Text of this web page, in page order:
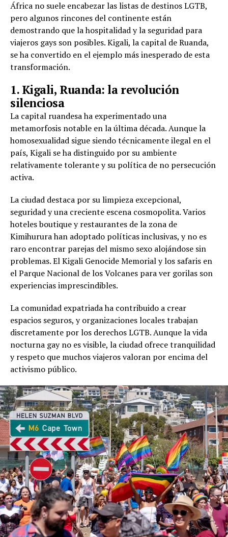
África no suele encabezar las listas de destinos LGTB,
pero algunos rincones del continente están
demostrando que la hospitalidad y la seguridad para
viajeros gays son posibles. Kigali, la capital de Ruanda,
se ha convertido en el ejemplo más inesperado de esta
transformación.
1. Kigali, Ruanda: la revolución
silenciosa
La capital ruandesa ha experimentado una
metamorfosis notable en la última década. Aunque la
homosexualidad sigue siendo técnicamente ilegal en el
país, Kigali se ha distinguido por su ambiente
relativamente tolerante y su política de no persecución
activa.
La ciudad destaca por su limpieza excepcional,
seguridad y una creciente escena cosmopolita. Varios
hoteles boutique y restaurantes de la zona de
Kimihurura han adoptado políticas inclusivas, y no es
raro encontrar parejas del mismo sexo alojándose sin
problemas. El Kigali Genocide Memorial y los safaris en
el Parque Nacional de los Volcanes para ver gorilas son
experiencias imprescindibles.
La comunidad expatriada ha contribuido a crear
espacios seguros, y organizaciones locales trabajan
discretamente por los derechos LGTB. Aunque la vida
nocturna gay no es visible, la ciudad ofrece tranquilidad
y respeto que muchos viajeros valoran por encima del
activismo público.